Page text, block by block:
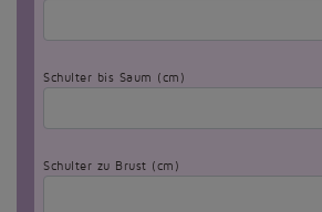
Schulter bis Saum (cm)
Schulter zu Brust (cm)